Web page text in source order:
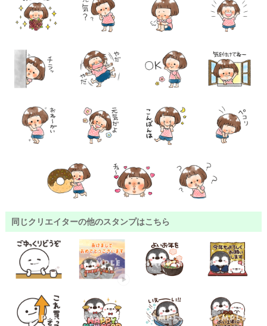
同じクリエイターの他のスタンプはこちら